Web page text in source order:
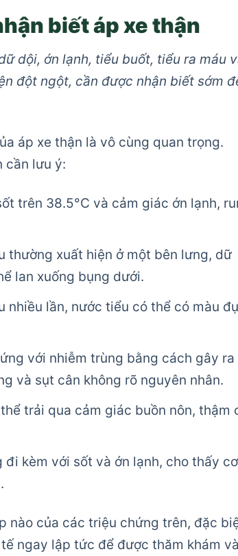
biết áp xe thận
dội, ớn lạnh, tiểu buốt, tiểu ra máu
đột ngột, cần được nhận biết sớm
áp xe thận là vô cùng quan trọng.
cần lưu ý:
trên 38.5°C và cảm giác ớn lạnh,
thường xuất hiện ở một bên lưng, dữ
lan xuống bụng dưới.
nhiều lần, nước tiểu có thể có màu
với nhiễm trùng bằng cách gây ra
và sụt cân không rõ nguyên nhân.
trải qua cảm giác buồn nôn, thậm
đi kèm với sốt và ớn lạnh, cho thấy cơ
nào của các triệu chứng trên, đặc
ngay lập tức để được thăm khám